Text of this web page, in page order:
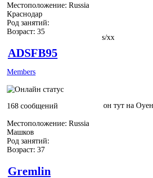
Местоположение: Russia
Краснодар
Род занятий:
Возраст: 35
s/xx
ADSFB95
Members
168 сообщений
Местоположение: Russia
Машков
Род занятий:
Возраст: 37
он тут на
Gremlin